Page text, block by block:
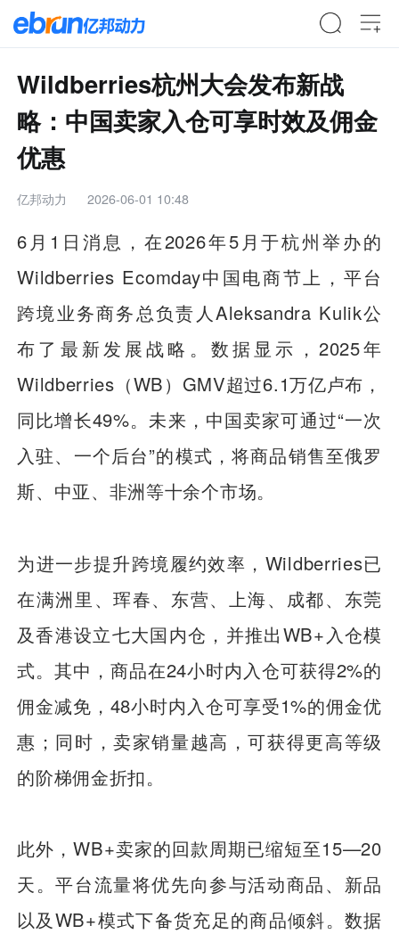
Wildberries杭州大会发布新战
略：中国卖家入仓可享时效及佣金
优惠
亿邦动力 2026-06-01 10:48
6月1日消息，在2026年5月于杭州举办的
Wildberries Ecomday中国电商节上，平台
跨境业务商务总负责人Aleksandra Kulik公
布了最新发展战略。数据显示，2025年
Wildberries（WB）GMV超过6.1万亿卢布，
同比增长49%。未来，中国卖家可通过“一次
入驻、一个后台”的模式，将商品销售至俄罗
斯、中亚、非洲等十余个市场。
为进一步提升跨境履约效率，Wildberries已
在满洲里、珲春、东营、上海、成都、东莞
及香港设立七大国内仓，并推出WB+入仓模
式。其中，商品在24小时内入仓可获得2%的
佣金减免，48小时内入仓可享受1%的佣金优
惠；同时，卖家销量越高，可获得更高等级
的阶梯佣金折扣。
此外，WB+卖家的回款周期已缩短至15—20
天。平台流量将优先向参与活动商品、新品
以及WB+模式下备货充足的商品倾斜。数据